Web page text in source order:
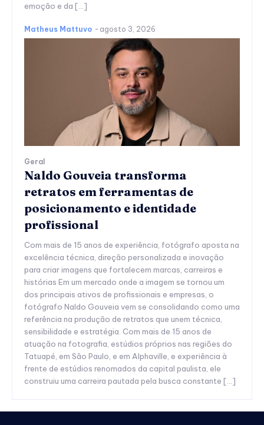
emoção e da […]
Matheus Mattuvo - agosto 3, 2026
Geral
Naldo Gouveia transforma
retratos em ferramentas de
posicionamento e identidade
profissional
Com mais de 15 anos de experiência, fotógrafo aposta na
excelência técnica, direção personalizada e inovação
para criar imagens que fortalecem marcas, carreiras e
histórias Em um mercado onde a imagem se tornou um
dos principais ativos de profissionais e empresas, o
fotógrafo Naldo Gouveia vem se consolidando como uma
referência na produção de retratos que unem técnica,
sensibilidade e estratégia. Com mais de 15 anos de
atuação na fotografia, estúdios próprios nas regiões do
Tatuapé, em São Paulo, e em Alphaville, e experiência à
frente de estúdios renomados da capital paulista, ele
construiu uma carreira pautada pela busca constante […]